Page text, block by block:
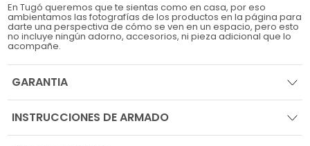
En Tugó queremos que te sientas como en casa, por eso
ambientamos las fotografías de los productos en la página para
darte una perspectiva de cómo se ven en un espacio, pero esto
no incluye ningún adorno, accesorios, ni pieza adicional que lo
acompañe.
GARANTIA
INSTRUCCIONES DE ARMADO